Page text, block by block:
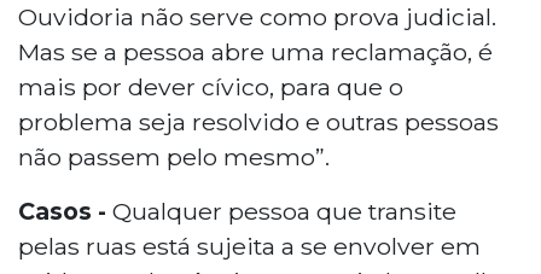
Ouvidoria não serve como prova judicial.
Mas se a pessoa abre uma reclamação, é
mais por dever cívico, para que o
problema seja resolvido e outras pessoas
não passem pelo mesmo”.
Casos - Qualquer pessoa que transite
pelas ruas está sujeita a se envolver em